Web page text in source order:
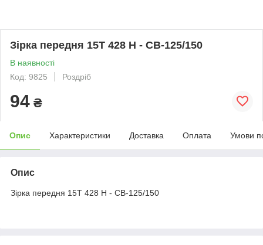
Зірка передня 15Т 428 Н - СВ-125/150
В наявності
Код: 9825
Роздріб
94 ₴
Опис Характеристики Доставка Оплата Умови
Опис
Зірка передня 15Т 428 Н - СВ-125/150